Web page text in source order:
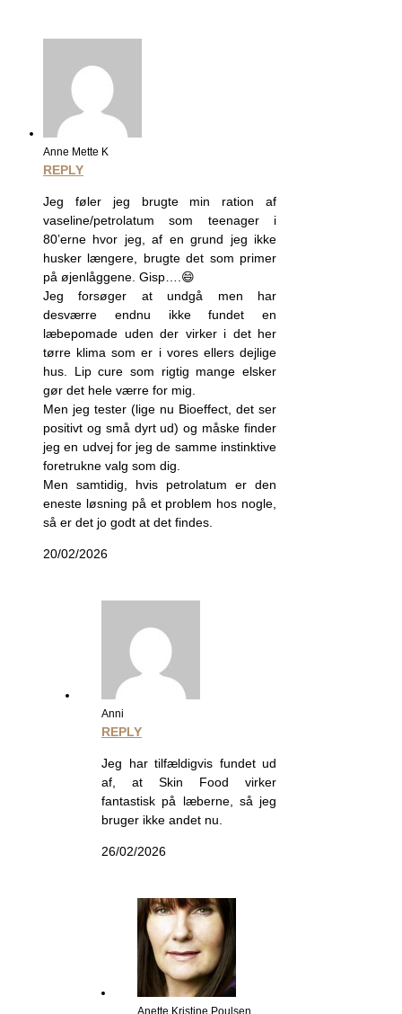
Anne Mette K
REPLY
Jeg føler jeg brugte min ration af
vaseline/petrolatum som teenager i
80’erne hvor jeg, af en grund jeg ikke
husker længere, brugte det som primer
på øjenlåggene. Gisp….😄
Jeg forsøger at undgå men har
desværre endnu ikke fundet en
læbepomade uden der virker i det her
tørre klima som er i vores ellers dejlige
hus. Lip cure som rigtig mange elsker
gør det hele værre for mig.
Men jeg tester (lige nu Bioeffect, det ser
positivt og små dyrt ud) og måske finder
jeg en udvej for jeg de samme instinktive
foretrukne valg som dig.
Men samtidig, hvis petrolatum er den
eneste løsning på et problem hos nogle,
så er det jo godt at det findes.
20/02/2026
Anni
REPLY
Jeg har tilfældigvis fundet ud
af, at Skin Food virker
fantastisk på læberne, så jeg
bruger ikke andet nu.
26/02/2026
Anette Kristine Poulsen